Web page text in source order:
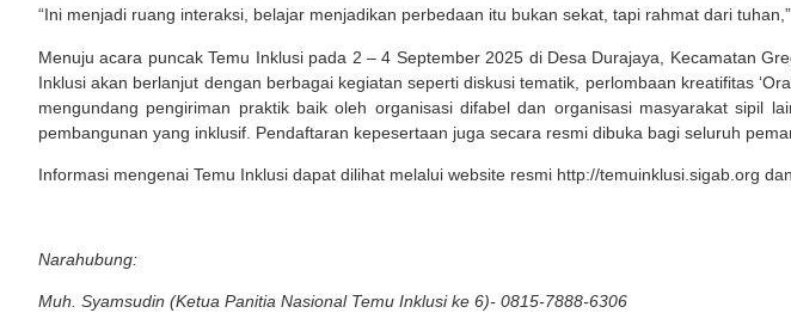
“Ini menjadi ruang interaksi, belajar menjadikan perbedaan itu bukan sekat, tapi rahmat dari
Menuju acara puncak Temu Inklusi pada 2 – 4 September 2025 di Desa Durajaya, Kecamatan
Inklusi akan berlanjut dengan berbagai kegiatan seperti diskusi tematik, perlombaan kreatifitas
mengundang pengiriman praktik baik oleh organisasi difabel dan organisasi masyarakat sipil
pembangunan yang inklusif. Pendaftaran kepesertaan juga secara resmi dibuka bagi seluruh
Informasi mengenai Temu Inklusi dapat dilihat melalui website resmi http://temuinklusi.sigab.org
Narahubung:
Muh. Syamsudin (Ketua Panitia Nasional Temu Inklusi ke 6)- 0815-7888-6306